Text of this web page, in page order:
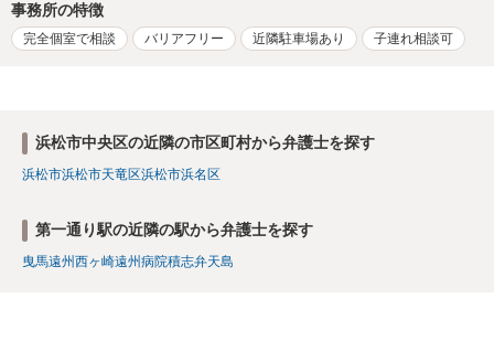
事務所の特徴
完全個室で相談 バリアフリー 近隣駐車場あり 子連れ相談可
浜松市中央区の近隣の市区町村から弁護士を探す
浜松市浜松市天竜区浜松市浜名区
第一通り駅の近隣の駅から弁護士を探す
曳馬遠州西ヶ崎遠州病院積志弁天島